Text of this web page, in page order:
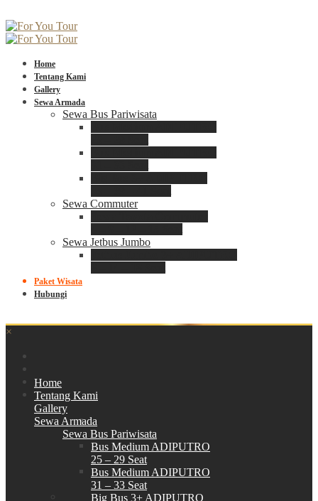
Home
Tentang Kami
Gallery
Sewa Armada
Sewa Bus Pariwisata
Sewa Commuter
Sewa Jetbus Jumbo
Paket Wisata
Hubungi
×
Home
Tentang Kami
Gallery
Sewa Armada
Sewa Bus Pariwisata
Bus Medium ADIPUTRO
25 – 29 Seat
Bus Medium ADIPUTRO
31 – 33 Seat
Big Bus 3+ ADIPUTRO